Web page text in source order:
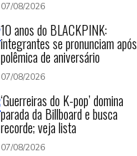
07/08/2026
10 anos do BLACKPINK:
integrantes se pronunciam após
polêmica de aniversário
07/08/2026
‘Guerreiras do K-pop’ domina
parada da Billboard e busca
recorde; veja lista
07/08/2026